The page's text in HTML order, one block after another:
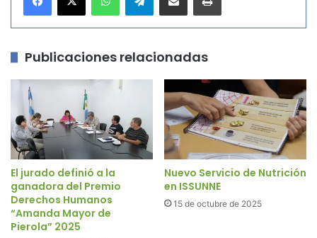
Publicaciones relacionadas
El jurado definió a la
ganadora del Premio
Derechos Humanos
“Amanda Mayor de
Pierola” 2025
Nuevo Servicio de Nutrición
en ISSUNNE
15 de octubre de 2025